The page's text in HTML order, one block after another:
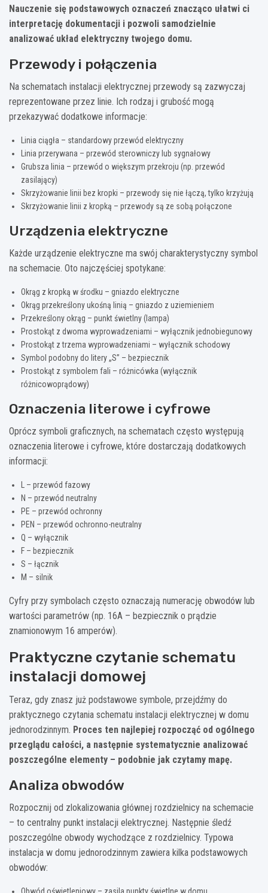
Nauczenie się podstawowych oznaczeń znacząco ułatwi ci
interpretację dokumentacji i pozwoli samodzielnie
analizować układ elektryczny twojego domu.
Przewody i połączenia
Na schematach instalacji elektrycznej przewody są zazwyczaj
reprezentowane przez linie. Ich rodzaj i grubość mogą
przekazywać dodatkowe informacje:
Linia ciągła – standardowy przewód elektryczny
Linia przerywana – przewód sterowniczy lub sygnałowy
Grubsza linia – przewód o większym przekroju (np. przewód
zasilający)
Skrzyżowanie linii bez kropki – przewody się nie łączą, tylko krzyżują
Skrzyżowanie linii z kropką – przewody są ze sobą połączone
Urządzenia elektryczne
Każde urządzenie elektryczne ma swój charakterystyczny symbol
na schemacie. Oto najczęściej spotykane:
Okrąg z kropką w środku – gniazdo elektryczne
Okrąg przekreślony ukośną linią – gniazdo z uziemieniem
Przekreślony okrąg – punkt świetlny (lampa)
Prostokąt z dwoma wyprowadzeniami – wyłącznik jednobiegunowy
Prostokąt z trzema wyprowadzeniami – wyłącznik schodowy
Symbol podobny do litery „S” – bezpiecznik
Prostokąt z symbolem fali – różnicówka (wyłącznik
różnicowoprądowy)
Oznaczenia literowe i cyfrowe
Oprócz symboli graficznych, na schematach często występują
oznaczenia literowe i cyfrowe, które dostarczają dodatkowych
informacji:
L – przewód fazowy
N – przewód neutralny
PE – przewód ochronny
PEN – przewód ochronno-neutralny
Q – wyłącznik
F – bezpiecznik
S – łącznik
M – silnik
Cyfry przy symbolach często oznaczają numerację obwodów lub
wartości parametrów (np. 16A – bezpiecznik o prądzie
znamionowym 16 amperów).
Praktyczne czytanie schematu
instalacji domowej
Teraz, gdy znasz już podstawowe symbole, przejdźmy do
praktycznego czytania schematu instalacji elektrycznej w domu
jednorodzinnym. Proces ten najlepiej rozpocząć od ogólnego
przeglądu całości, a następnie systematycznie analizować
poszczególne elementy – podobnie jak czytamy mapę.
Analiza obwodów
Rozpocznij od zlokalizowania głównej rozdzielnicy na schemacie
– to centralny punkt instalacji elektrycznej. Następnie śledź
poszczególne obwody wychodzące z rozdzielnicy. Typowa
instalacja w domu jednorodzinnym zawiera kilka podstawowych
obwodów:
Obwód oświetleniowy – zasila punkty świetlne w domu